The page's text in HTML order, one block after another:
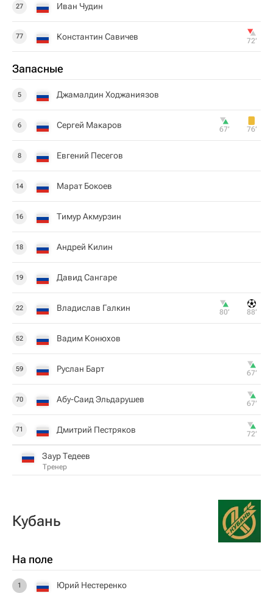
27 Иван Чудин
77 Константин Савичев 72‎’‎
Запасные
5 Джамалдин Ходжаниязов
6 Сергей Макаров 67‎’‎ 76‎’‎
8 Евгений Песегов
14 Марат Бокоев
16 Тимур Акмурзин
18 Андрей Килин
19 Давид Сангаре
22 Владислав Галкин 80‎’‎ 88‎’‎
52 Вадим Конюхов
59 Руслан Барт 67‎’‎
70 Абу-Саид Эльдарушев 67‎’‎
71 Дмитрий Пестряков 72‎’‎
Заур Тедеев
Тренер
Кубань
На поле
1 Юрий Нестеренко